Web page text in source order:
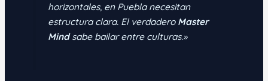
horizontales, en Puebla necesitan
estructura clara. El verdadero Master
Mindsabe bailar entre culturas.»